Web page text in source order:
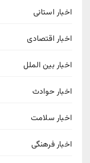
اخبار استانی
اخبار اقتصادی
اخبار بین الملل
اخبار حوادث
اخبار سلامت
اخبار فرهنگی